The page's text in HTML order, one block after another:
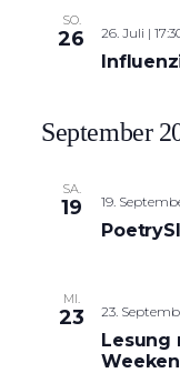
SO.
26 26. Juli |
September
SA.
19 19.
MI.
23 23.
Lesung